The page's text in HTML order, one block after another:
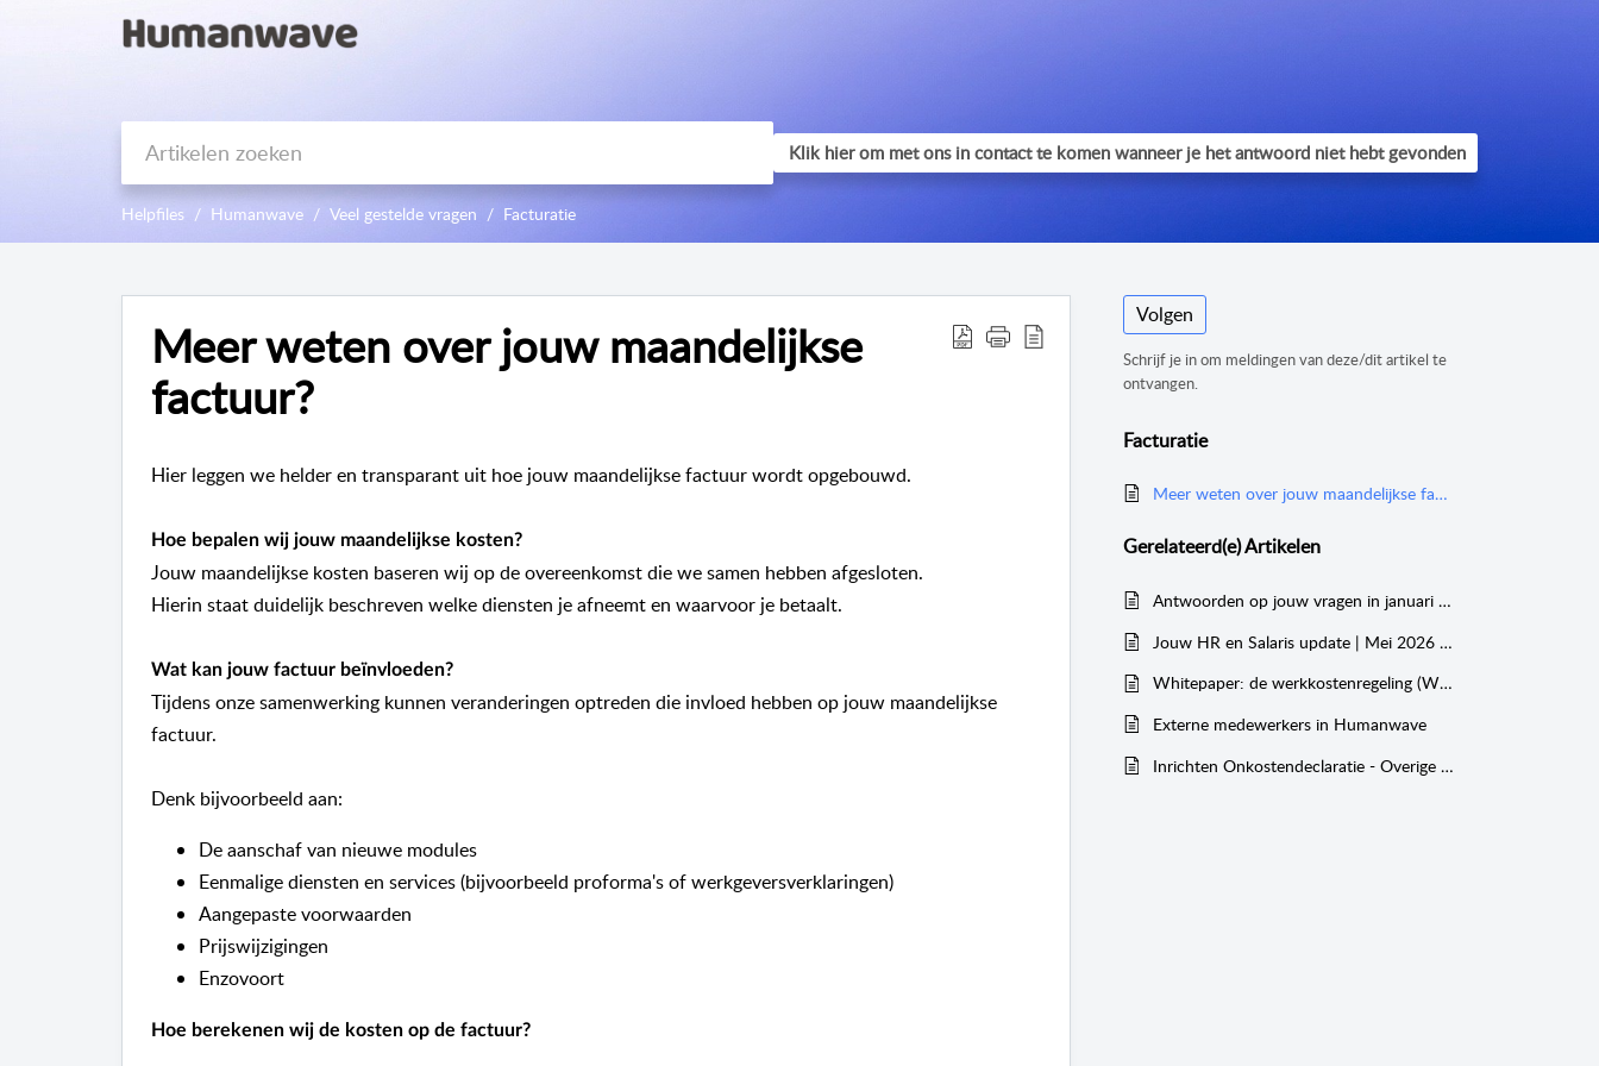
Helpfiles Humanwave Veel gestelde vragen Facturatie
Meer weten over jouw maandelijkse
factuur?
Hier leggen we helder en transparant uit hoe jouw maandelijkse factuur wordt opgebouwd.
Hoe bepalen wij jouw maandelijkse kosten?
Jouw maandelijkse kosten baseren wij op de overeenkomst die we samen hebben afgesloten.
Hierin staat duidelijk beschreven welke diensten je afneemt en waarvoor je betaalt.
Wat kan jouw factuur beïnvloeden?
Tijdens onze samenwerking kunnen veranderingen optreden die invloed hebben op jouw maandelijkse
factuur.
Denk bijvoorbeeld aan:
De aanschaf van nieuwe modules
Eenmalige diensten en services (bijvoorbeeld proforma's of werkgeversverklaringen)
Aangepaste voorwaarden
Prijswijzigingen
Enzovoort
Hoe berekenen wij de kosten op de factuur?
Volgen
Schrijf je in om meldingen van deze/dit artikel te
ontvangen.
Facturatie
Meer weten over jouw maandelijkse factuur?
Gerelateerd(e)Artikelen
Antwoorden op jouw vragen in januari 2026
Jouw HR en Salaris update | Mei 2026 | Humanwave
Whitepaper: de werkkostenregeling (WKR)
Externe medewerkers in Humanwave
Inrichten Onkostendeclaratie - Overige kosten voor de WKR